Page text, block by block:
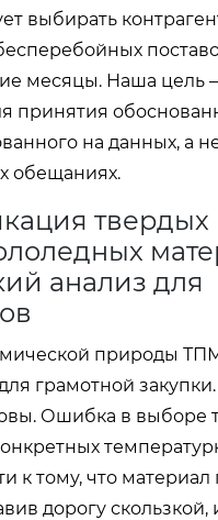
выбирать
месяцы. Наша цель
принятия
на данных, а
обещаниях.
твердых
анализ для
природы
грамотной
Ошибка в выборе
к тому, что материал
дорогу скользкой,